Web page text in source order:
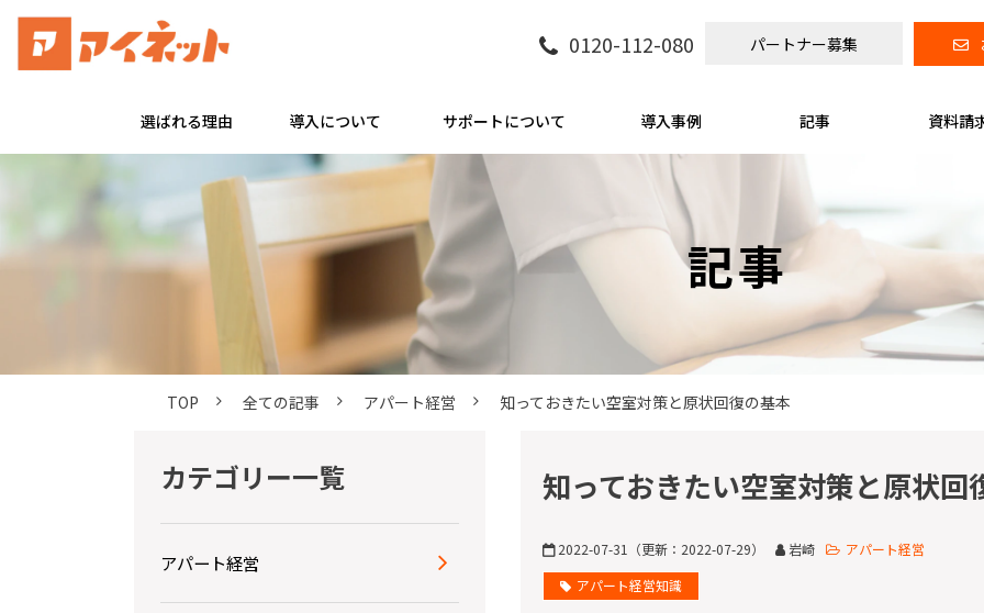
0120-112-080 パートナー募集
選ばれる理由 導入について サポートについて 導入事例 記事 資料請
記事
TOP 全ての記事 アパート経営 知っておきたい空室対策と原状回復の基本
カテゴリー一覧
アパート経営
知っておきたい空室対策と原状回
2022-07-31 （更新： 2022-07-29） 岩崎
アパート経営
アパート経営知識